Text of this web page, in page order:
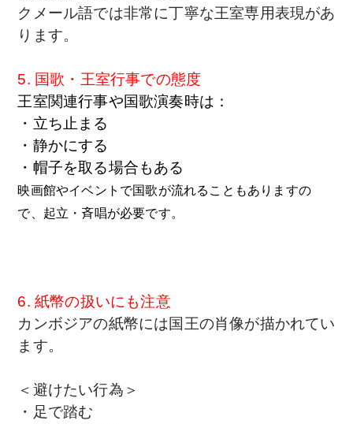
クメール語では非常に丁寧な王室専用表現があ
ります。
5. 国歌・王室行事での態度
王室関連行事や国歌演奏時は：
・立ち止まる
・静かにする
・帽子を取る場合もある
映画館やイベントで国歌が流れることもありますの
で、起立・斉唱が必要です。
6. 紙幣の扱いにも注意
カンボジアの紙幣には国王の肖像が描かれてい
ます。
＜避けたい行為＞
・足で踏む